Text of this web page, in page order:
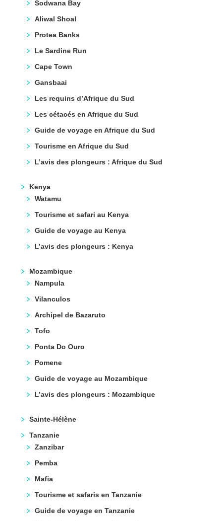
Sodwana Bay
Aliwal Shoal
Protea Banks
Le Sardine Run
Cape Town
Gansbaai
Les requins d’Afrique du Sud
Les cétacés en Afrique du Sud
Guide de voyage en Afrique du Sud
Tourisme en Afrique du Sud
L’avis des plongeurs : Afrique du Sud
Kenya
Watamu
Tourisme et safari au Kenya
Guide de voyage au Kenya
L’avis des plongeurs : Kenya
Mozambique
Nampula
Vilanculos
Archipel de Bazaruto
Tofo
Ponta Do Ouro
Pomene
Guide de voyage au Mozambique
L’avis des plongeurs : Mozambique
Sainte-Hélène
Tanzanie
Zanzibar
Pemba
Mafia
Tourisme et safaris en Tanzanie
Guide de voyage en Tanzanie